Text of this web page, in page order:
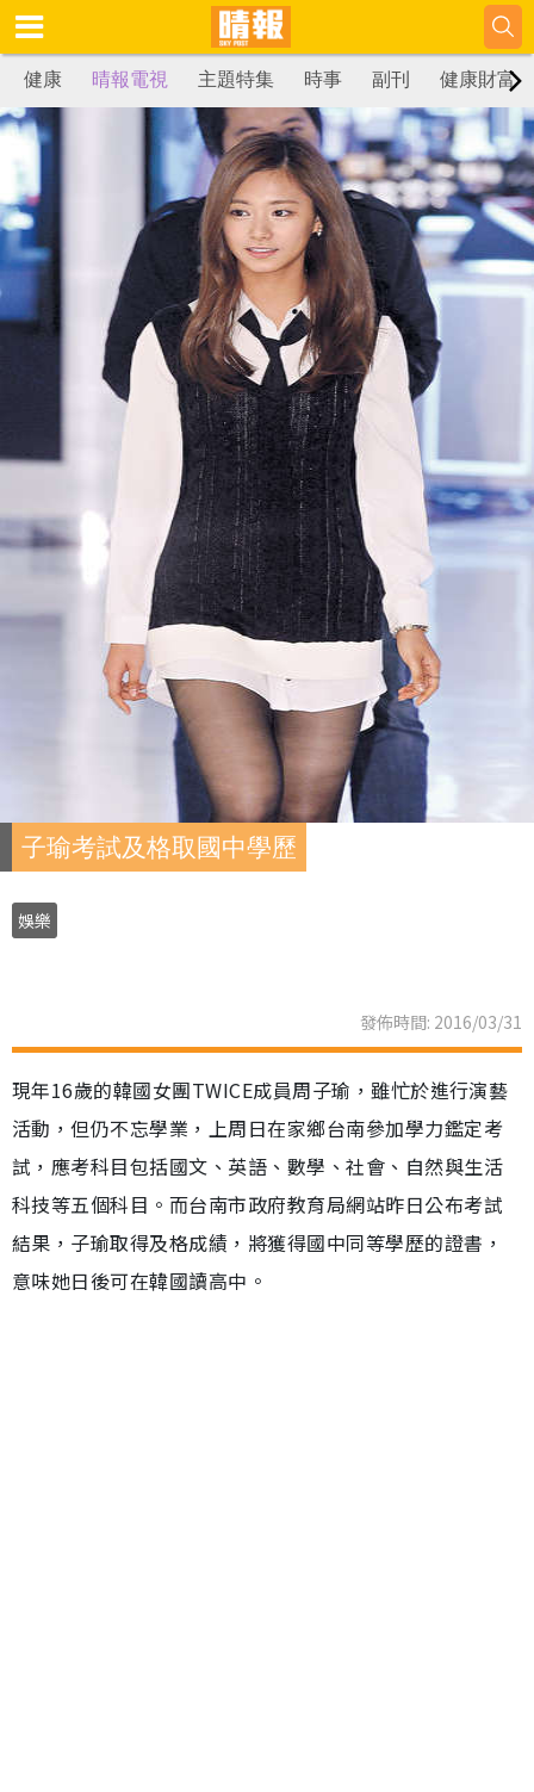
健康 晴報電視 主題特集 時事 副刊 健康財富
子瑜考試及格取國中學歷
娛樂
發佈時間: 2016/03/31
現年16歲的韓國女團TWICE成員周子瑜，雖忙於進行演藝
活動，但仍不忘學業，上周日在家鄉台南參加學力鑑定考
試，應考科目包括國文、英語、數學、社會、自然與生活
科技等五個科目。而台南市政府教育局網站昨日公布考試
結果，子瑜取得及格成績，將獲得國中同等學歷的證書，
意味她日後可在韓國讀高中。